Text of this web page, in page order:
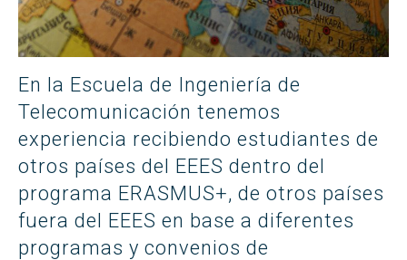
En la Escuela de Ingeniería de
Telecomunicación tenemos
experiencia recibiendo estudiantes de
otros países del EEES dentro del
programa ERASMUS+, de otros países
fuera del EEES en base a diferentes
programas y convenios de